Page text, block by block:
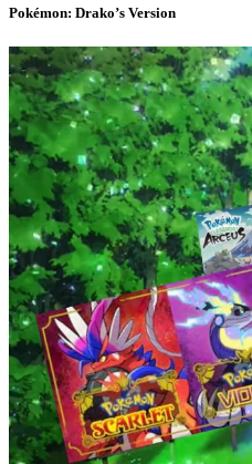
Pokémon: Drako’s Version